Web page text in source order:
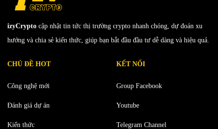
izyCrypto cập nhật tin tức thị trường crypto nhanh chóng, dự đoán xu
hướng và chia sẻ kiến thức, giúp bạn bắt đầu đầu tư dễ dàng và hiệu quả.
CHỦ ĐỀ HOT
Công nghệ mới
Đánh giá dự án
Kiến thức
KẾT NỐI
Group Facebook
Youtube
Telegram Channel